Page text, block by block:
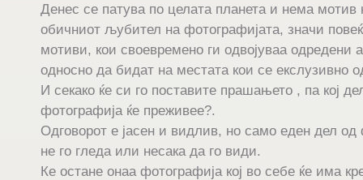
Денес се патува по целата планета и нема мотив
обичниот љубител на фотографијата, значи
мотиви, кои своевремено ги одвојуваа одредени
односно да бидат на местата кои се екслузивно
И секако ќе си го поставите прашањето , па кој
фотографија ќе преживее?.
Одговорот е јасен и видлив, но само еден дел од
не го гледа или несака да го види.
Ке остане онаа фотографија кој во себе ќе има